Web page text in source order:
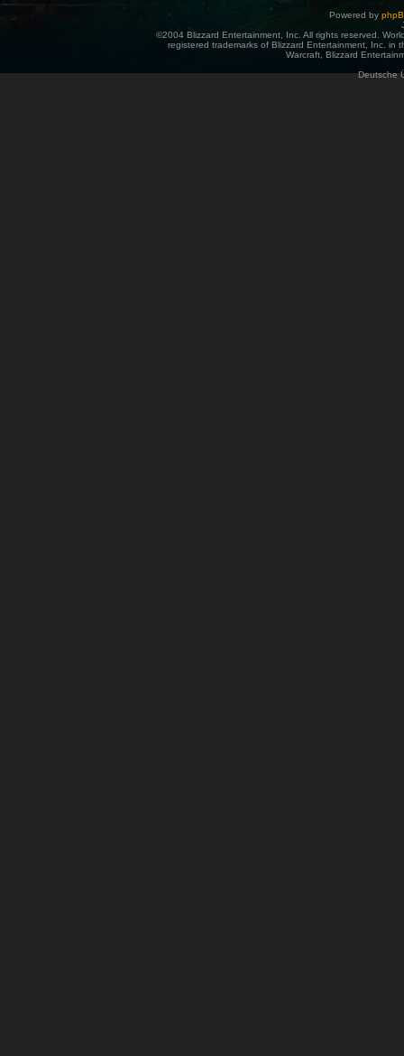
Powered by
©2004 Blizzard Entertainment, Inc. All rights reserved.
registered trademarks of Blizzard Entertainment, Inc. in
Warcraft, Blizzard
Deutsche